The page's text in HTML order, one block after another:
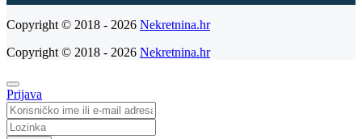
Copyright © 2018 - 2026 Nekretnina.hr
Copyright © 2018 - 2026 Nekretnina.hr
Prijava